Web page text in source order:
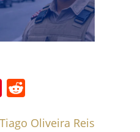
Pinterest
Oliveira Reis